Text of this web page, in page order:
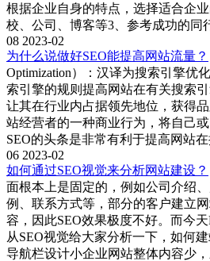
根据企业自身的特点，选择适合企
校、公司、博客等3、参考成功的同
08 2023-02
为什么说做好SEO能提高网站流量？
Optimization）：汉译为搜索引擎优
索引擎的规则提高网站在有关搜索
让其在行业内占据领先地位，获得
站经营者的一种商业行为，将自己
SEO的头条是非常有利于提高网站
06 2023-02
如何通过SEO视觉来分析网站建设？
面根本上是固定的，例如公司介绍
例、联系方式等，部分的客户建立
容，因此SEO效果极度不好。而今
从SEO视觉给大家分析一下，如何建
导航栏设计小企业网站整体内容少